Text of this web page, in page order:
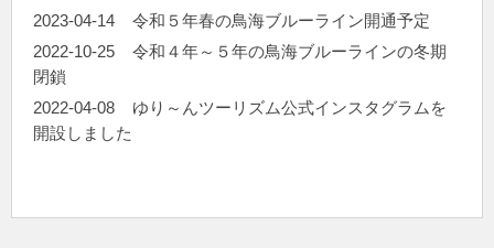
2023-04-14
令和５年春の鳥海ブルーライン開通予定
2022-10-25
令和４年～５年の鳥海ブルーラインの冬期
閉鎖
2022-04-08
ゆり～んツーリズム公式インスタグラムを
開設しました